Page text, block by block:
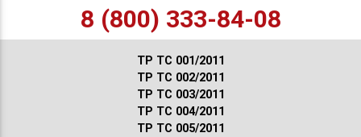
8 (800) 333-84-08
ТР ТС 001/2011
ТР ТС 002/2011
ТР ТС 003/2011
ТР ТС 004/2011
ТР ТС 005/2011